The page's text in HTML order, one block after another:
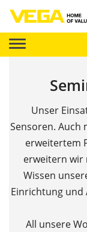
Unser
Sensoren.
erweitertem
erweitern wir
Wissen
Einrichtung und
All unsere